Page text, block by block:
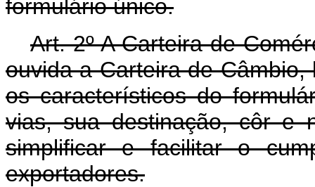
formulário único.
Art. 2º A Carteira de
ouvida a Carteira de
os característicos do
vias, sua destinação, côr e
simplificar e facilitar o
exportadores.